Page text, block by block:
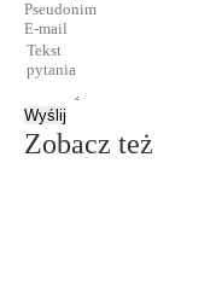
Wyślij
Zobacz też